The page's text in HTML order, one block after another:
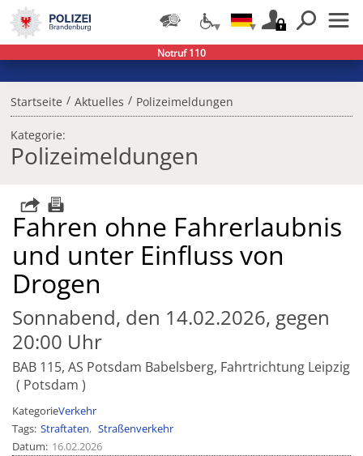
Startseite / Aktuelles / Polizeimeldungen
Kategorie:
Polizeimeldungen
Fahren ohne Fahrerlaubnis
und unter Einfluss von
Drogen
Sonnabend, den 14.02.2026, gegen
20:00 Uhr
BAB 115, AS Potsdam Babelsberg, Fahrtrichtung Leipzig
Potsdam
KategorieVerkehr
Tags Straftaten
Straßenverkehr
Datum 16.02.2026
Notruf 110